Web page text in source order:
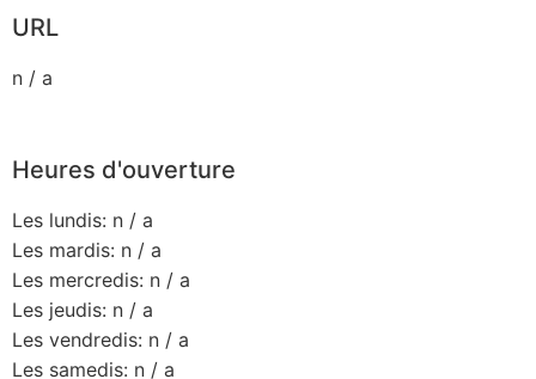
URL
n / a
Heures d'ouverture
Les lundis: n / a
Les mardis: n / a
Les mercredis: n / a
Les jeudis: n / a
Les vendredis: n / a
Les samedis: n / a